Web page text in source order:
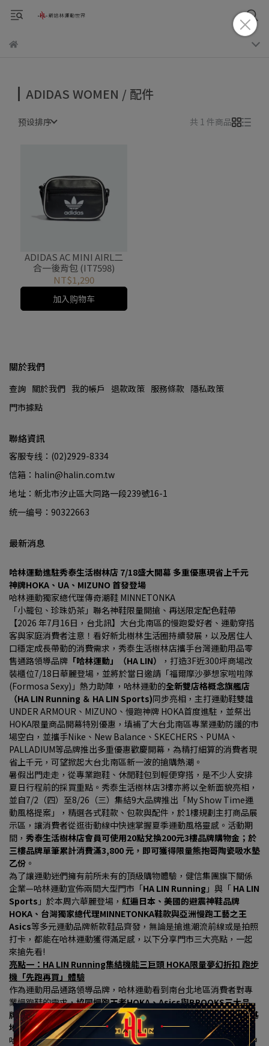
ADIDAS WOMEN / 配件
预设排序 共 1 件商品
ADIDAS AC MINI AIRL二
合一後背包 (IT7598)
NT$1,290
加入购物车
關於我們
查詢 關於我們 我的帳戶 退款政策 服務條款 隱私政策
門市據點
聯絡資訊
客服专线：(02)2929-8334
信箱：halin@halin.com.tw
地址：新北市汐止區大同路一段239號16-1
统一编号：90322663
最新消息
哈林運動進駐秀泰生活樹林店 7/18盛大開幕 多重優惠現省上千元
神牌HOKA、UA、MIZUNO 首發登場
哈林運動獨家總代理傳奇潮鞋 MINNETONKA
「小籠包、珍珠奶茶」聯名神鞋限量開搶、再送限定配色鞋帶
【2026 年7月16日，台北訊】大台北南區的慢跑愛好者、運動穿搭
客與家庭消費者注意！看好新北樹林生活圈持續發展，以及居住人
口穩定成長帶動的消費需求，秀泰生活樹林店攜手台灣運動用品零
售通路領導品牌 「哈林運動」（HA LIN）
，打造3F近300坪商場改
裝櫃位7/18日華麗登場，並將於當日邀請「福爾摩沙夢想家啦啦隊
(Formosa Sexy)」熱力助陣 ，哈林運動的全新雙店格概念旗艦店
（HA LIN Running ＆ HA LIN Sports)同步亮相，主打運動鞋雙雄
UNDER ARMOUR、MIZUNO、慢跑神牌 HOKA首度進駐，並祭出
HOKA限量商品開幕特別優惠，填補了大台北南區專業運動防護的市
場空白，並攜手Nike、New Balance、SKECHERS、PUMA、
PALLADIUM等品牌推出多重優惠歡慶開幕，為精打細算的消費者現
省上千元，可望掀起大台北南區新一波的搶購熱潮。
暑假出門走走，從專業跑鞋、休閒鞋包到輕便穿搭，是不少人安排
夏日行程前的採買重點。秀泰生活樹林店3樓亦將以全新面貌亮相，
並自7/2（四）至8/26（三）集結9大品牌推出「My Show Time運
動風格提案」，精選各式鞋款、包款與配件，於1樓規劃主打商品展
示區，讓消費者從逛街動線中快速掌握夏季運動風格靈感。活動期
間， 秀泰生活樹林店會員可使用20點兌換200元3樓品牌購物金；於
三樓品牌單筆累計消費滿3,800 元，即可獲得限量熊抱哥陶瓷吸水墊
乙份 。
為了讓運動迷們擁有前所未有的頂級購物體驗，健信集團旗下關係
企業—哈林運動宣佈兩間大型門市「HA LIN Running 」與「 HA LIN
Sports 」於本周六華麗登場， 紅遍日本、美國的避震神鞋品牌
HOKA、台灣獨家總代理MINNETONKA鞋款與亞洲慢跑工藝之王
Asics等多元運動品牌新款鞋品齊發，無論是搶進潮流前線或是拍照
打卡，都能在哈林運動獲得滿足感，以下分享門市三大亮點，一起
來搶先看!
亮點一：HA LIN Running集結機能三巨頭 HOKA限量夢幻折扣 跑步
機「先跑再買」體驗
作為運動用品通路領導品牌，哈林運動看到南台北地區消費者對專
業慢跑鞋的需求，協同慢跑王者HOKA、Asics與BROOKS三大品
牌，於HA LIN Running 慢跑專業門市，打造南台北最硬核的跑者基
地。
哈林運動表示，此次於HA LIN Running專區中，慢跑界當紅避震神